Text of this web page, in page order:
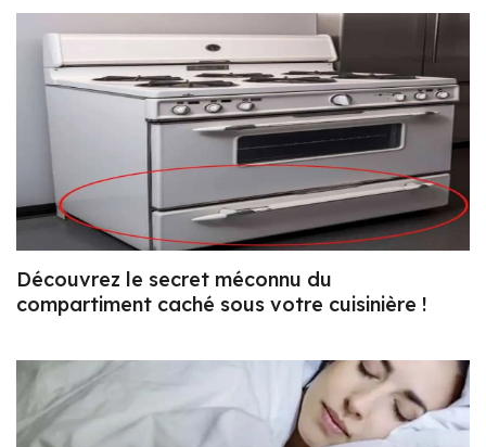
Découvrez le secret méconnu du
compartiment caché sous votre cuisinière !